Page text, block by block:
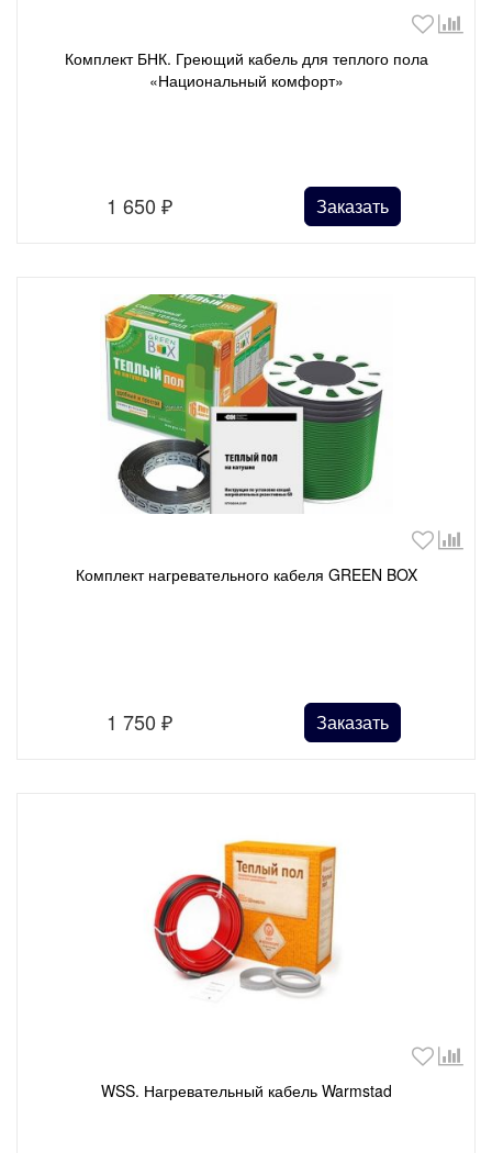
Комплект БНК. Греющий кабель для теплого пола
«Национальный комфорт»
1 650₽ Заказать
Комплект нагревательного кабеля GREEN BOX
1 750₽ Заказать
WSS. Нагревательный кабель Warmstad